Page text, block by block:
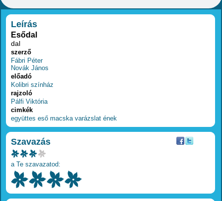
RÉSZLETEK
Leírás
Esődal
dal
szerző
Fábri Péter
Novák János
előadó
Kolibri színház
rajzoló
Pálfi Viktória
cimkék
együttes eső macska varázslat ének
Szavazás
a Te szavazatod: